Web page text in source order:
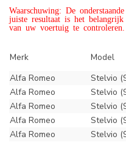
Waarschuwing: De
juiste resultaat is het
van uw voertuig te controleren.
Merk Model
Alfa Romeo
Stelvio
Alfa Romeo
Stelvio
Alfa Romeo
Stelvio
Alfa Romeo
Stelvio
Alfa Romeo
Stelvio